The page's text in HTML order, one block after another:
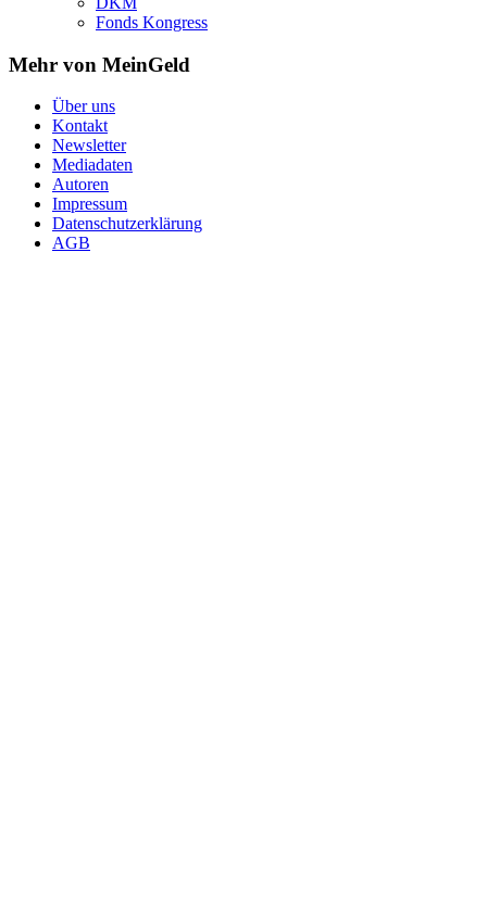
Fonds Kongress
Mehr von MeinGeld
Über uns
Kontakt
Newsletter
Mediadaten
Autoren
Impressum
Datenschutzerklärung
AGB